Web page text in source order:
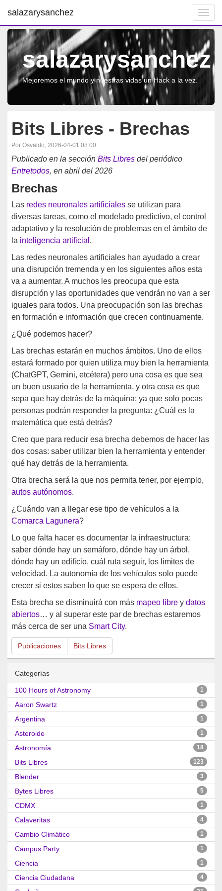
salazarysanchez
salazarysanchez
Mejoremos el mundo y nuestras vidas un Hack a la vez.
Bits Libres - Brechas
Por Osvaldo, 2026-04-01 08:00
Publicado en la sección Bits Libres del periódico
Entretodos, en abril del 2026
Brechas
Las redes neuronales artificiales se utilizan para
diversas tareas, como el modelado predictivo, el control
adaptativo y la resolución de problemas en el ámbito de
la inteligencia artificial .
Las redes neuronales artificiales han ayudado a crear
una disrupción tremenda y en los siguientes años esta
va a aumentar. A muchos les preocupa que esta
disrupción y las oportunidades que vendrán no van a ser
iguales para todos. Una preocupación son las brechas
en formación e información que crecen continuamente.
¿Qué podemos hacer?
Las brechas estarán en muchos ámbitos. Uno de ellos
estará formado por quien utiliza muy bien la herramienta
(ChatGPT, Gemini, etcétera) pero una cosa es que sea
un buen usuario de la herramienta, y otra cosa es que
sepa que hay detrás de la máquina; ya que solo pocas
personas podrán responder la pregunta: ¿Cuál es la
matemática que está detrás?
Creo que para reducir esa brecha debemos de hacer las
dos cosas: saber utilizar bien la herramienta y entender
qué hay detrás de la herramienta.
Otra brecha será la que nos permita tener, por ejemplo,
autos autónomos.
¿Cuándo van a llegar ese tipo de vehículos a la
Comarca Lagunera?
Lo que falta hacer es documentar la infraestructura:
saber dónde hay un semáforo, dónde hay un árbol,
dónde hay un edificio, cuál ruta seguir, los limites de
velocidad. La autonomía de los vehículos solo puede
crecer si estos saben lo que se espera de ellos.
Esta brecha se disminuirá con más mapeo libre y datos
abiertos… y al superar este par de brechas estaremos
más cerca de ser una Smart City.
Publicaciones Bits Libres
Categorías
100 Hours of Astronomy 1
Aaron Swartz 1
Argentina 1
Asteroide 1
Astronomía 18
Bits Libres 123
Blender 3
Bytes Libres 5
CDMX 1
Calaveritas 4
Cambio Climático 1
Campus Party 1
Ciencia 1
Ciencia Ciudadana 4